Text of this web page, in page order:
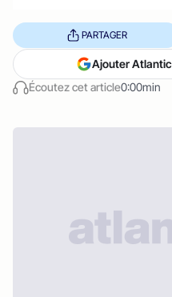
Écoutez cet article0:00min
PARTAGER
Ajouter